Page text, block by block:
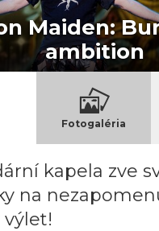
Maiden:
ambition
Fotogaléria
kapela zve
na